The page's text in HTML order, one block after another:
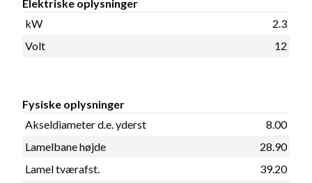
Elektriske oplysninger
kW
2.3
Volt
12
Fysiske oplysninger
Akseldiameter d.e. yderst
8.00
Lamelbane højde
28.90
Lamel tværafst.
39.20